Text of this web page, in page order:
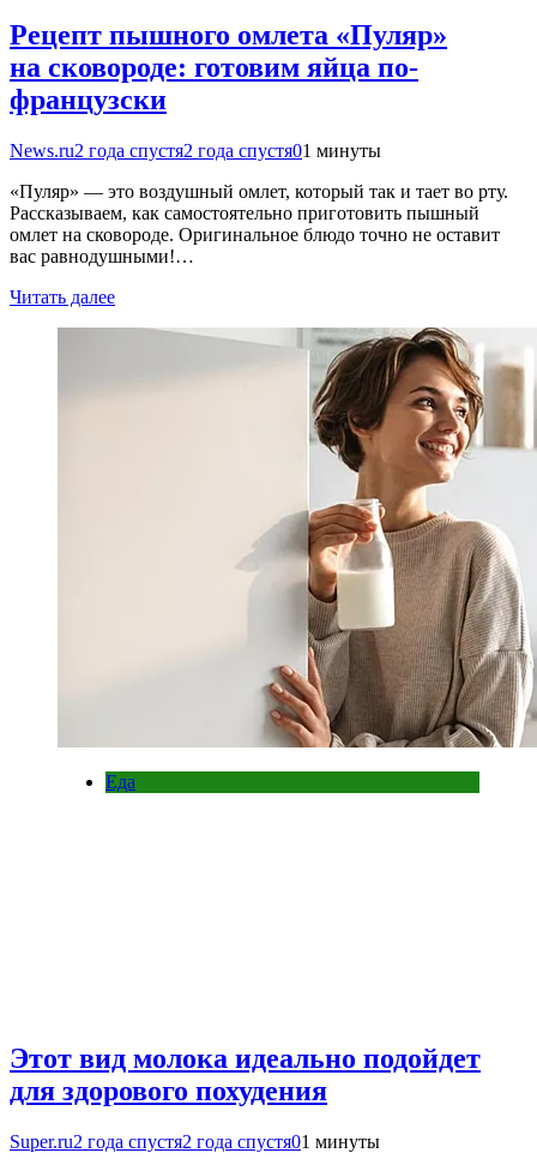
Рецепт пышного омлета «Пуляр»
на сковороде: готовим яйца по-
французски
News.ru2 года спустя2 года спустя01 минуты
«Пуляр» — это воздушный омлет, который так и тает во рту.
Рассказываем, как самостоятельно приготовить пышный
омлет на сковороде. Оригинальное блюдо точно не оставит
вас равнодушными!…
Читать далее
Еда
Этот вид молока идеально подойдет
для здорового похудения
Super.ru2 года спустя2 года спустя01 минуты